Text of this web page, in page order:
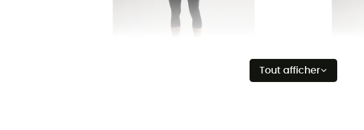
Tout afficher